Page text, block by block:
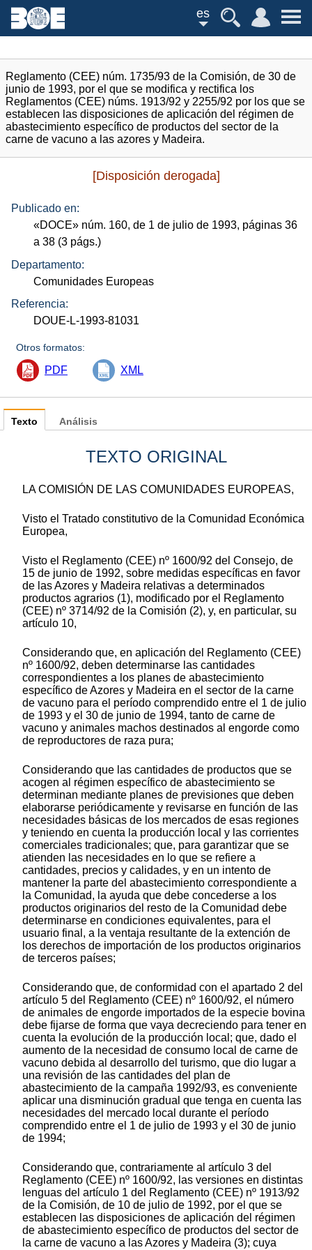
es
Reglamento (CEE) núm. 1735/93 de la Comisión, de 30 de
junio de 1993, por el que se modifica y rectifica los
Reglamentos (CEE) núms. 1913/92 y 2255/92 por los que se
establecen las disposiciones de aplicación del régimen de
abastecimiento específico de productos del sector de la
carne de vacuno a las azores y Madeira.
[Disposición derogada]
Publicado en:
«DOCE» núm. 160, de 1 de julio de 1993, páginas 36
a 38 (3 págs.)
Departamento:
Comunidades Europeas
Referencia:
DOUE-L-1993-81031
Otros formatos:
PDF XML
Texto
TEXTO ORIGINAL
LA COMISIÓN DE LAS COMUNIDADES EUROPEAS,
Visto el Tratado constitutivo de la Comunidad Económica
Europea,
Visto el Reglamento (CEE) nº 1600/92 del Consejo, de
15 de junio de 1992, sobre medidas específicas en favor
de las Azores y Madeira relativas a determinados
productos agrarios (1), modificado por el Reglamento
(CEE) nº 3714/92 de la Comisión (2), y, en particular, su
artículo 10,
Considerando que, en aplicación del Reglamento (CEE)
nº 1600/92, deben determinarse las cantidades
correspondientes a los planes de abastecimiento
específico de Azores y Madeira en el sector de la carne
de vacuno para el período comprendido entre el 1 de julio
de 1993 y el 30 de junio de 1994, tanto de carne de
vacuno y animales machos destinados al engorde como
de reproductores de raza pura;
Considerando que las cantidades de productos que se
acogen al régimen específico de abastecimiento se
determinan mediante planes de previsiones que deben
elaborarse periódicamente y revisarse en función de las
necesidades básicas de los mercados de esas regiones
y teniendo en cuenta la producción local y las corrientes
comerciales tradicionales; que, para garantizar que se
atienden las necesidades en lo que se refiere a
cantidades, precios y calidades, y en un intento de
mantener la parte del abastecimiento correspondiente a
la Comunidad, la ayuda que debe concederse a los
productos originarios del resto de la Comunidad debe
determinarse en condiciones equivalentes, para el
usuario final, a la ventaja resultante de la extención de
los derechos de importación de los productos originarios
de terceros países;
Considerando que, de conformidad con el apartado 2 del
artículo 5 del Reglamento (CEE) nº 1600/92, el número
de animales de engorde importados de la especie bovina
debe fijarse de forma que vaya decreciendo para tener en
cuenta la evolución de la producción local; que, dado el
aumento de la necesidad de consumo local de carne de
vacuno debida al desarrollo del turismo, que dio lugar a
una revisión de las cantidades del plan de
abastecimiento de la campaña 1992/93, es conveniente
aplicar una disminución gradual que tenga en cuenta las
necesidades del mercado local durante el período
comprendido entre el 1 de julio de 1993 y el 30 de junio
de 1994;
Considerando que, contrariamente al artículo 3 del
Reglamento (CEE) nº 1600/92, las versiones en distintas
lenguas del artículo 1 del Reglamento (CEE) nº 1913/92
de la Comisión, de 10 de julio de 1992, por el que se
establecen las disposiciones de aplicación del régimen
de abastecimiento específico de productos del sector de
la carne de vacuno a las Azores y Madeira (3); cuya
Análisis